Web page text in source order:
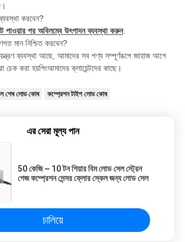
করবেন?
পাওয়ার পর অবিলম্বে উৎপাদন ব্যবস্থা করুন.
মান নিশ্চিত করবেন?
ব্যবস্থা আছে, আমাদের সব পণ্য সম্পূর্ণরূপে জাহাজ আগে
চেক করা হয়পিংআমাদের ক্লায়েন্টদের কাছে।
শেষ লোড কোষ কম্প্রেশন টাইপ লোড কোষ
এর সেরা মূল্য পান
50 কেজি ~ 10 টন শিয়ার বিম লোড সেল স্ট্রেন
গেজ কম্প্রেশন সেন্সর ফ্লোর স্কেল জন্য লোড সেল
চালিয়ে